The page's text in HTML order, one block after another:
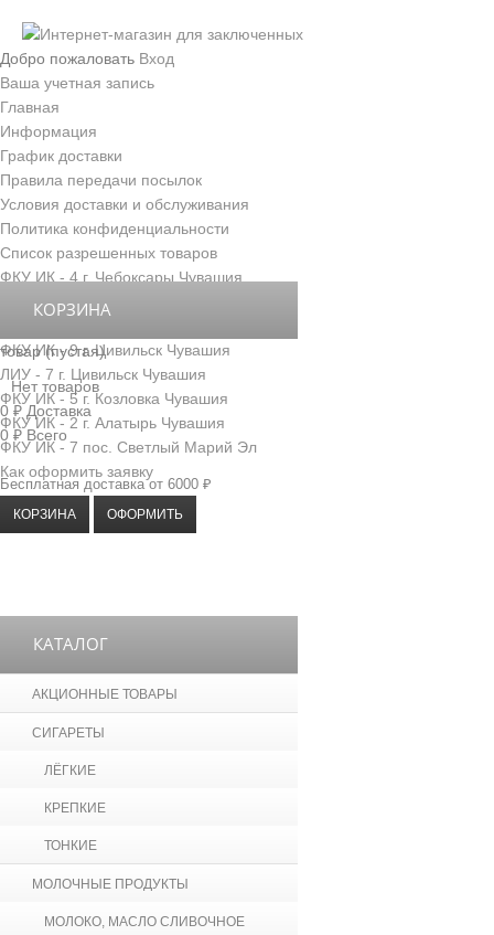
Добро пожаловать Вход
Ваша учетная запись
Главная
Информация
График доставки
Правила передачи посылок
Условия доставки и обслуживания
Политика конфиденциальности
Список разрешенных товаров
ФКУ ИК - 4 г. Чебоксары Чувашия
ФКУ ИК - 3 г. Новочебоксарск Чувашия
ФКУ ИК - 9 г. Цивильск Чувашия
ЛИУ - 7 г. Цивильск Чувашия
ФКУ ИК - 5 г. Козловка Чувашия
ФКУ ИК - 2 г. Алатырь Чувашия
ФКУ ИК - 7 пос. Светлый Марий Эл
Как оформить заявку
КОРЗИНА
товар (пустая)
Нет товаров
0 ₽ Доставка
0 ₽ Всего
Бесплатная доставка от 6000 ₽
КОРЗИНА ОФОРМИТЬ
КАТАЛОГ
АКЦИОННЫЕ ТОВАРЫ
СИГАРЕТЫ
ЛЁГКИЕ
КРЕПКИЕ
ТОНКИЕ
МОЛОЧНЫЕ ПРОДУКТЫ
МОЛОКО, МАСЛО СЛИВОЧНОЕ